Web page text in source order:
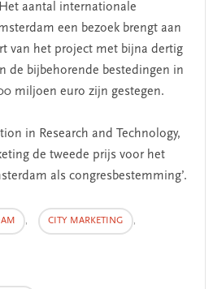
aantal internationale
een bezoek brengt aan
van het project met bijna dertig
de bijbehorende bestedingen in
miljoen euro zijn gestegen.
in Research and Technology,
de tweede prijs voor het
als congresbestemming’.
, CITY MARKETING ,